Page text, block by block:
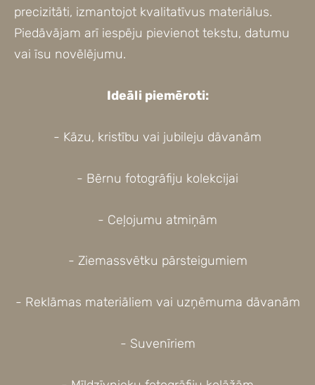
precizitāti, izmantojot kvalitatīvus materiālus.
Piedāvājam arī iespēju pievienot tekstu, datumu
vai īsu novēlējumu.
Ideāli piemēroti:
- Kāzu, kristību vai jubileju dāvanām
- Bērnu fotogrāfiju kolekcijai
- Ceļojumu atmiņām
- Ziemassvētku pārsteigumiem
- Reklāmas materiāliem vai uzņēmuma dāvanām
- Suvenīriem